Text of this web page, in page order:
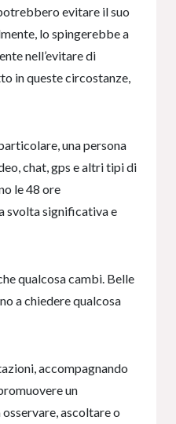
evitare il suo
lo spingerebbe a
nell’evitare di
in queste circostanze,
una persona
chat, gps e altri tipi di
le 48 ore
svolta significativa e
qualcosa cambi. Belle
a chiedere qualcosa
accompagnando
un
ascoltare o